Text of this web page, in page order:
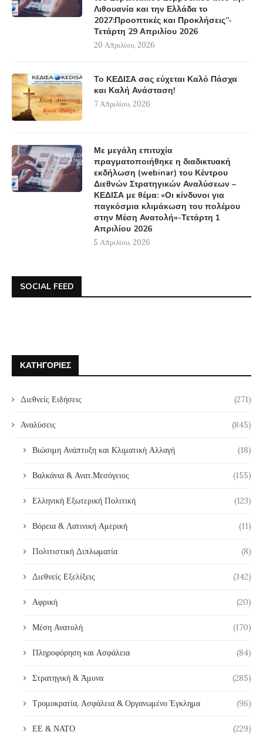
Λιθουανία και την Ελλάδα το
2027:Προοπτικές και Προκλήσεις”-
Τετάρτη 29 Απριλίου 2026
20 Απριλίου, 2026
Το ΚΕΔΙΣΑ σας εύχεται Καλό Πάσχα
και Καλή Ανάσταση!
7 Απριλίου, 2026
Με μεγάλη επιτυχία
πραγματοποιήθηκε η διαδικτυακή
εκδήλωση (webinar) του Κέντρου
Διεθνών Στρατηγικών Αναλύσεων –
ΚΕΔΙΣΑ με θέμα: «Οι κίνδυνοι για
παγκόσμια κλιμάκωση του πολέμου
στην Μέση Ανατολή»-Τετάρτη 1
Απριλίου 2026
5 Απριλίου, 2026
SOCIAL FEED
ΚΑΤΗΓΟΡΊΕΣ
Διεθνείς Ειδήσεις (271)
Αναλύσεις (845)
Βιώσιμη Ανάπτυξη και Κλιματική Αλλαγή (18)
Βαλκάνια & Ανατ.Μεσόγειος (155)
Ελληνική Εξωτερική Πολιτική (123)
Βόρεια & Λατινική Αμερική (11)
Πολιτιστική Διπλωματία (8)
Διεθνείς Εξελίξεις (342)
Αφρική (20)
Μέση Ανατολή (170)
Πληροφόρηση και Ασφάλεια (84)
Στρατηγική & Άμυνα (285)
Τρομοκρατία, Ασφάλεια & Οργανωμένο Έγκλημα (96)
ΕΕ & ΝΑΤΟ (229)